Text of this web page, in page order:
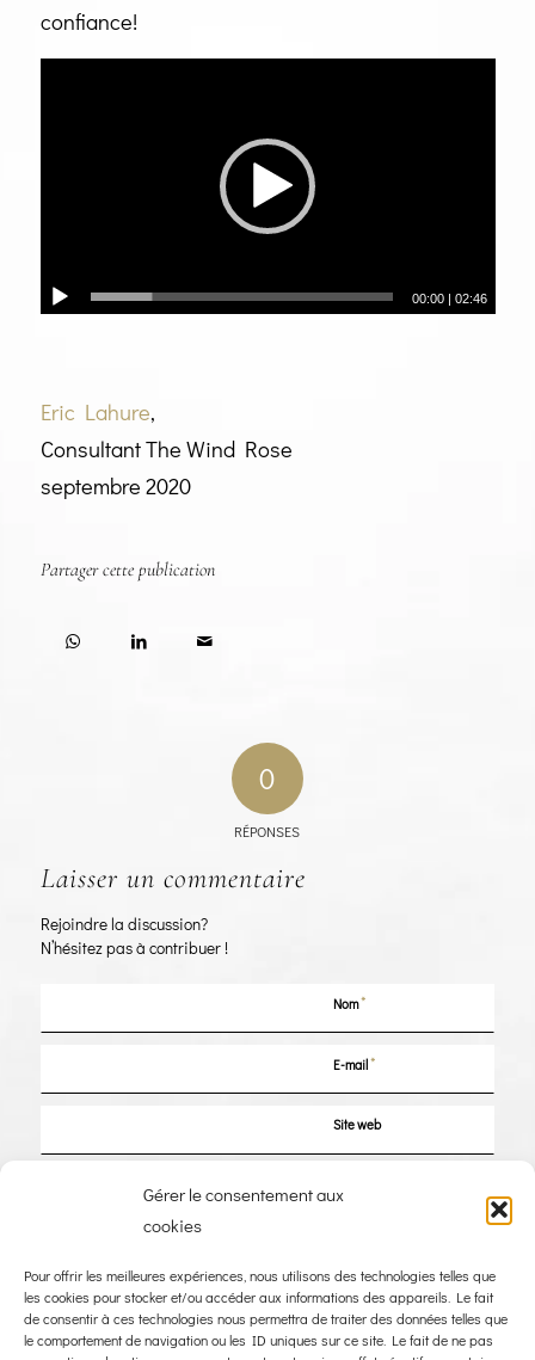
Gérer le consentement aux
cookies
Pour offrir les meilleures expériences, nous utilisons des technologies telles que
les cookies pour stocker et/ou accéder aux informations des appareils. Le fait
de consentir à ces technologies nous permettra de traiter des données telles que
le comportement de navigation ou les ID uniques sur ce site. Le fait de ne pas
confiance!
00:00 |02:46
Eric Lahure,
Consultant The Wind Rose
septembre 2020
Partager cette publication
0
RÉPONSES
Laisser un commentaire
Rejoindre la discussion?
N’hésitez pas à contribuer !
Nom*
E-mail*
Site web
Enregistrer mon nom, mon e-mail et mon site dans le navigateur pour mon
prochain commentaire.